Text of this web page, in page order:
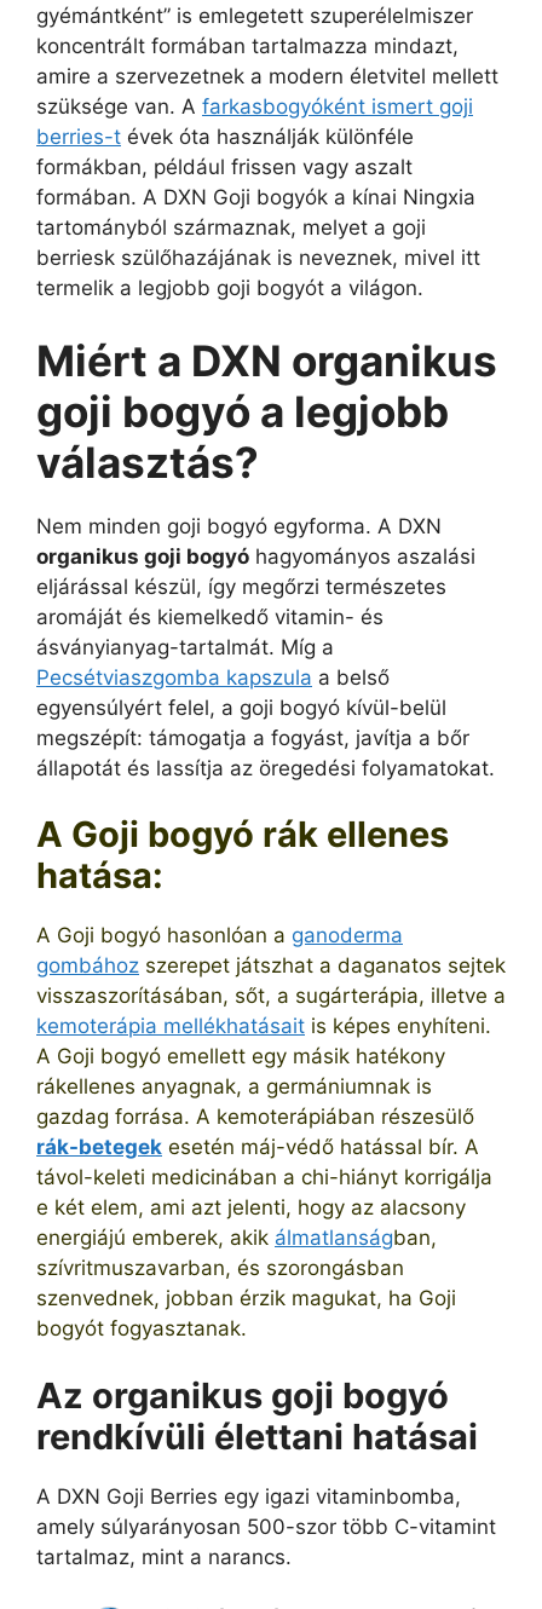
gyémántként” is emlegetett szuperélelmiszer
koncentrált formában tartalmazza mindazt,
amire a szervezetnek a modern életvitel mellett
szüksége van. A farkasbogyóként ismert goji
berries-t évek óta használják különféle
formákban, például frissen vagy aszalt
formában. A DXN Goji bogyók a kínai Ningxia
tartományból származnak, melyet a goji
berriesk szülőhazájának is neveznek, mivel itt
termelik a legjobb goji bogyót a világon.
Miért a DXN organikus
goji bogyó a legjobb
választás?
Nem minden goji bogyó egyforma. A DXN
organikus goji bogyó hagyományos aszalási
eljárással készül, így megőrzi természetes
aromáját és kiemelkedő vitamin- és
ásványianyag-tartalmát. Míg a
Pecsétviaszgomba kapszula a belső
egyensúlyért felel, a goji bogyó kívül-belül
megszépít: támogatja a fogyást, javítja a bőr
állapotát és lassítja az öregedési folyamatokat.
A Goji bogyó rák ellenes
hatása:
A Goji bogyó hasonlóan a ganoderma
gombához szerepet játszhat a daganatos sejtek
visszaszorításában, sőt, a sugárterápia, illetve a
kemoterápia mellékhatásait is képes enyhíteni.
A Goji bogyó emellett egy másik hatékony
rákellenes anyagnak, a germániumnak is
gazdag forrása. A kemoterápiában részesülő
rák-betegek esetén máj-védő hatással bír. A
távol-keleti medicinában a chi-hiányt korrigálja
e két elem, ami azt jelenti, hogy az alacsony
energiájú emberek, akik álmatlanságban,
szívritmuszavarban, és szorongásban
szenvednek, jobban érzik magukat, ha Goji
bogyót fogyasztanak.
Az organikus goji bogyó
rendkívüli élettani hatásai
A DXN Goji Berries egy igazi vitaminbomba,
amely súlyarányosan 500-szor több C-vitamint
tartalmaz, mint a narancs.